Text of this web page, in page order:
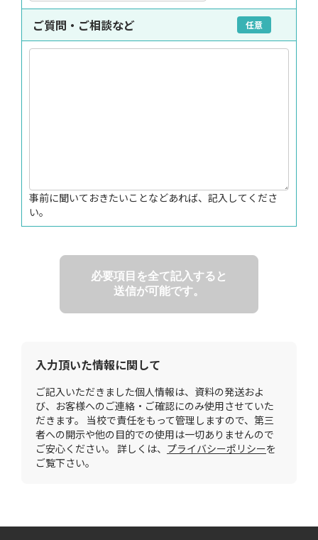
ご質問・ご相談など 任意
事前に聞いておきたいことなどあれば、記入してくださ
い。
必要項目を全て記入すると
送信が可能です。
入力頂いた情報に関して
ご記入いただきました個人情報は、資料の発送およ
び、お客様へのご連絡・ご確認にのみ使用させていた
だきます。 当校で責任をもって管理しますので、第三
者への開示や他の目的での使用は一切ありませんので
ご安心ください。 詳しくは、 プライバシーポリシーを
ご覧下さい。